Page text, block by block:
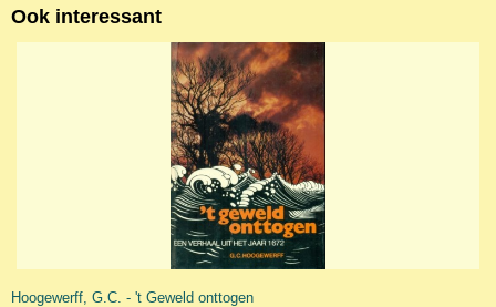
Ook interessant
Hoogewerff, G.C. - 't Geweld onttogen